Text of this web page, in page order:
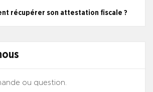
récupérer son attestation fiscale ?
ou question.